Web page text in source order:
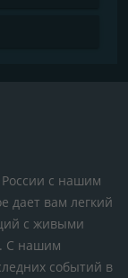
с нашим
дает вам легкий
с живыми
С нашим
событий в